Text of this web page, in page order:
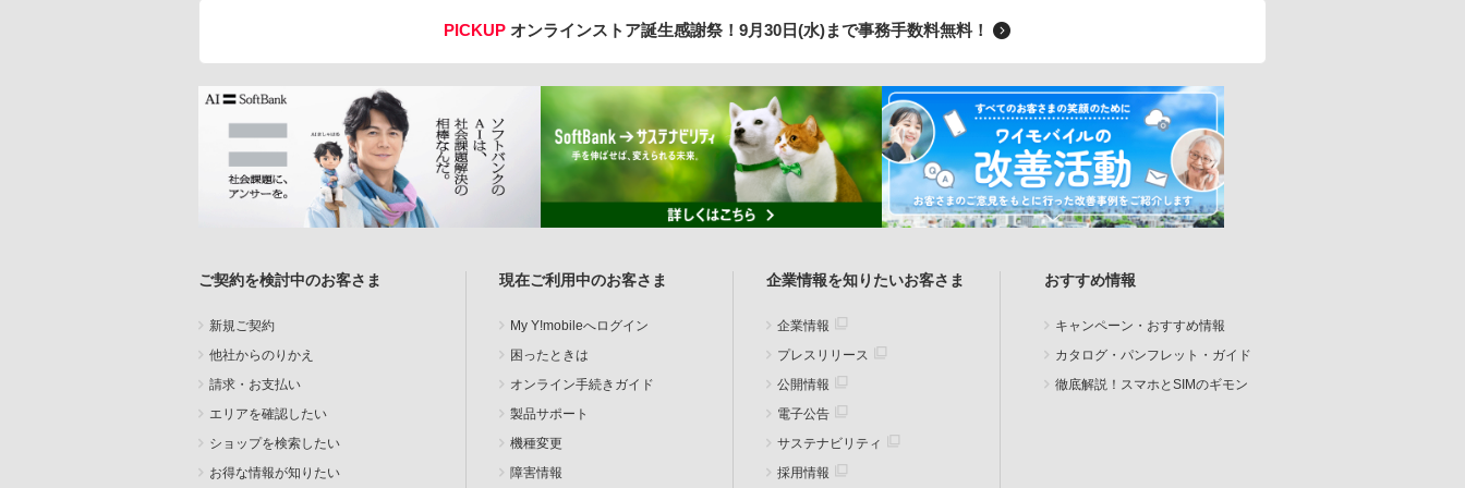
PICKUP オンラインストア誕生感謝祭！ 9月30日(水)まで事務手数料無料！
ご契約を検討中のお客さま
新規ご契約
他社からのりかえ
請求・お支払い
エリアを確認したい
ショップを検索したい
お得な情報が知りたい
現在ご利用中のお客さま
My Y!mobileへログイン
困ったときは
オンライン手続きガイド
製品サポート
機種変更
障害情報
企業情報を知りたいお客さま
企業情報
プレスリリース
公開情報
電子公告
サステナビリティ
採用情報
おすすめ情報
キャンペーン・おすすめ情報
カタログ・パンフレット・ガイド
徹底解説！スマホとSIMのギモン